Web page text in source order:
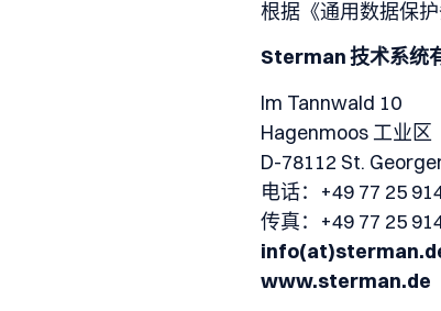
根据《通用数据保
Sterman 技术系统
Im Tannwald 10
Hagenmoos 工业区
D-78112 St.
电话：+49 77 25
传真：+49 77 25
www.sterman.de